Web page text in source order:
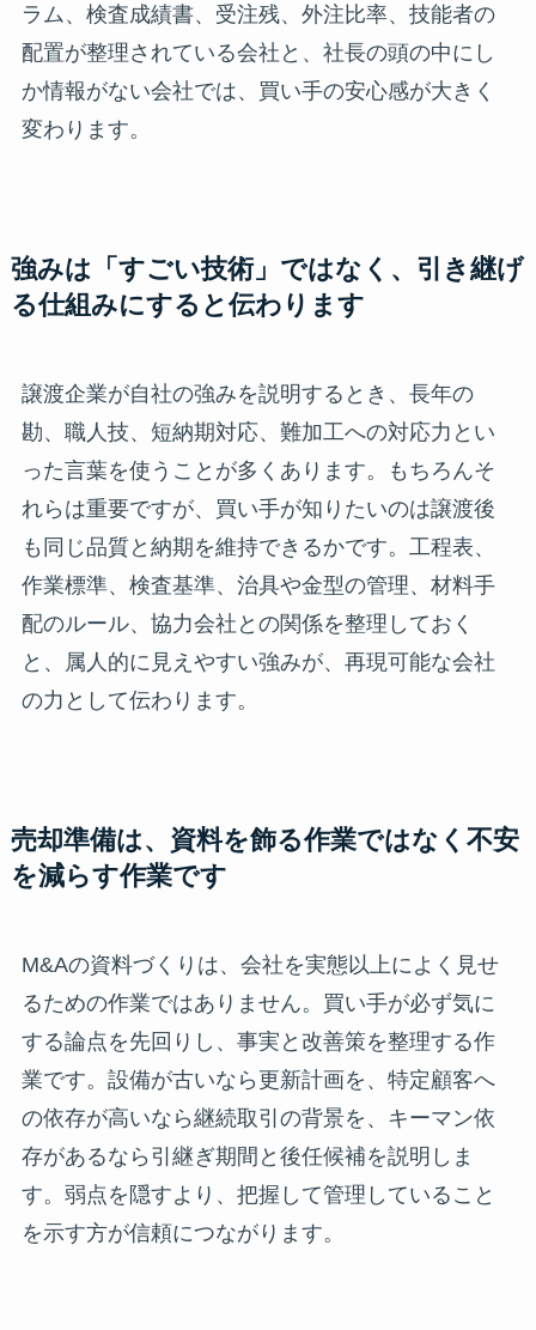
ラム、検査成績書、受注残、外注比率、技能者の
配置が整理されている会社と、社長の頭の中にし
か情報がない会社では、買い手の安心感が大きく
変わります。
強みは「すごい技術」ではなく、引き継げ
る仕組みにすると伝わります
譲渡企業が自社の強みを説明するとき、長年の
勘、職人技、短納期対応、難加工への対応力とい
った言葉を使うことが多くあります。もちろんそ
れらは重要ですが、買い手が知りたいのは譲渡後
も同じ品質と納期を維持できるかです。工程表、
作業標準、検査基準、治具や金型の管理、材料手
配のルール、協力会社との関係を整理しておく
と、属人的に見えやすい強みが、再現可能な会社
の力として伝わります。
売却準備は、資料を飾る作業ではなく不安
を減らす作業です
M&Aの資料づくりは、会社を実態以上によく見せ
るための作業ではありません。買い手が必ず気に
する論点を先回りし、事実と改善策を整理する作
業です。設備が古いなら更新計画を、特定顧客へ
の依存が高いなら継続取引の背景を、キーマン依
存があるなら引継ぎ期間と後任候補を説明しま
す。弱点を隠すより、把握して管理していること
を示す方が信頼につながります。